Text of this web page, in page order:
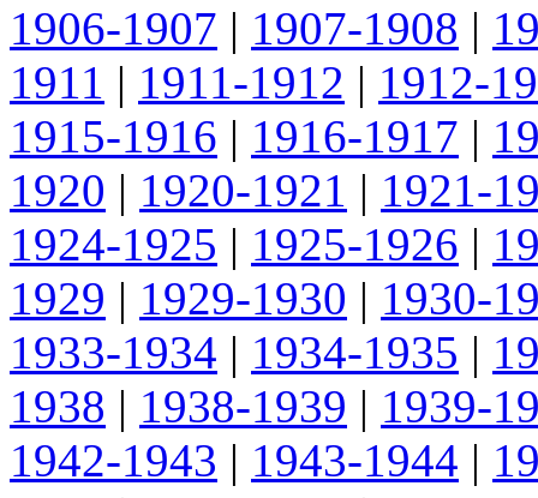
1906-1907 | 1907-1908 |
1911 | 1911-1912 | 1912-
1915-1916 | 1916-1917 |
1920 | 1920-1921 | 1921-
1924-1925 | 1925-1926 |
1929 | 1929-1930 | 1930-
1933-1934 | 1934-1935 |
1938 | 1938-1939 | 1939-
1942-1943 | 1943-1944 |